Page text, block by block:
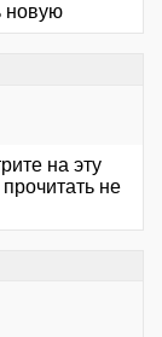
новую
на эту
не